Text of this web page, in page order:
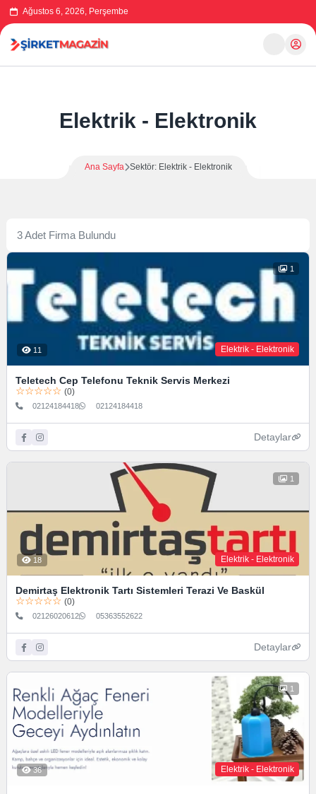
Ağustos 6, 2026, Perşembe
Elektrik - Elektronik
Ana Sayfa Sektör: Elektrik - Elektronik
3 Adet Firma Bulundu
Elektrik - Elektronik
11
1
Teletech Cep Telefonu Teknik Servis Merkezi
☆☆☆☆☆(0)
02124184418 02124184418
Detaylar
Elektrik - Elektronik
18
1
Demirtaş Elektronik Tartı Sistemleri Terazi Ve Baskül
☆☆☆☆☆(0)
02126020612 05363552622
Detaylar
Elektrik - Elektronik
36
1